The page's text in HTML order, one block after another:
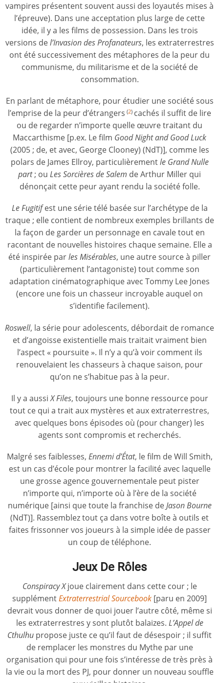
vampires présentent souvent aussi des loyautés mises à
l’épreuve). Dans une acceptation plus large de cette
idée, il y a les films de possession. Dans les trois
versions del’Invasion des Profanateurs, les extraterrestres
ont été successivement des métaphores de la peur du
communisme, du militarisme et de la société de
consommation.
En parlant de métaphore, pour étudier une société sous
l’emprise de la peur d’étrangers (2) cachés il suffit de lire
ou de regarder n’importe quelle œuvre traitant du
Maccarthisme [p.ex. Le film Good Night and Good Luck
(2005 ; de, et avec, George Clooney) (NdT)], comme les
polars de James Ellroy, particulièrementle Grand Nulle
part; ou Les Sorcières de Salem de Arthur Miller qui
dénonçait cette peur ayant rendu la société folle.
Le Fugitifest une série télé basée sur l’archétype de la
traque ; elle contient de nombreux exemples brillants de
la façon de garder un personnage en cavale tout en
racontant de nouvelles histoires chaque semaine. Elle a
été inspirée parles Misérables, une autre source à piller
(particulièrement l’antagoniste) tout comme son
adaptation cinématographique avec Tommy Lee Jones
(encore une fois un chasseur incroyable auquel on
s’identifie facilement).
Roswell, la série pour adolescents, débordait de romance
et d’angoisse existentielle mais traitait vraiment bien
l’aspect « poursuite ». Il n’y a qu’à voir comment ils
renouvelaient les chasseurs à chaque saison, pour
qu’on ne s’habitue pas à la peur.
Il y a aussiX Files, toujours une bonne ressource pour
tout ce qui a trait aux mystères et aux extraterrestres,
avec quelques bons épisodes où (pour changer) les
agents sont compromis et recherchés.
Malgré ses faiblesses, Ennemi d’État, le film de Will Smith,
est un cas d’école pour montrer la facilité avec laquelle
une grosse agence gouvernementale peut pister
n’importe qui, n’importe où à l’ère de la société
numérique [ainsi que toute la franchise deJason Bourne
(NdT)]. Rassemblez tout ça dans votre boîte à outils et
faites frissonner vos joueurs à la simple idée de passer
un coup de téléphone.
Jeux De Rôles
Conspiracy Xjoue clairement dans cette cour ; le
supplémentExtraterrestrial Sourcebook [paru en 2009]
devrait vous donner de quoi jouer l’autre côté, même si
les extraterrestres y sont plutôt balaizes. L’Appel de
Cthulhu propose juste ce qu’il faut de désespoir ; il suffit
de remplacer les monstres du Mythe par une
organisation qui pour une fois s’intéresse de très près à
la vie ou la mort des PJ, pour donner un nouveau souffle